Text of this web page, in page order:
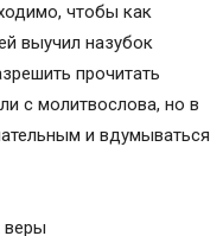
чтобы как
выучил назубок
прочитать
с молитвослова, но в
и вдумываться